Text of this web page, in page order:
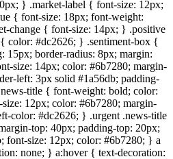
} .market-label { font-size: 12px;
{ font-size: 18px; font-weight:
change { font-size: 14px; } .positive
color: #dc2626; } .sentiment-box {
15px; border-radius: 8px; margin:
size: 14px; color: #6b7280; margin-
left: 3px solid #1a56db; padding-
title { font-weight: bold; color:
12px; color: #6b7280; margin-
color: #dc2626; } .urgent .news-title
top: 40px; padding-top: 20px;
font-size: 12px; color: #6b7280; } a
none; } a:hover { text-decoration: